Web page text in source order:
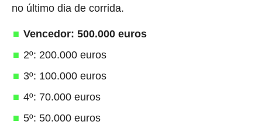
no último dia de corrida.
Vencedor: 500.000 euros
2º: 200.000 euros
3º: 100.000 euros
4º: 70.000 euros
5º: 50.000 euros